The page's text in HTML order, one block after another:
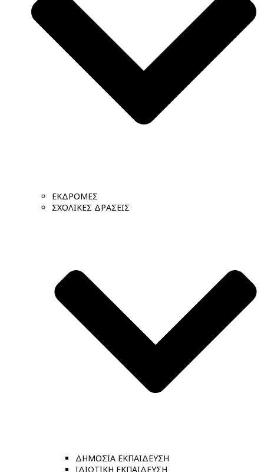
ΕΚΔΡΟΜΕΣ
ΣΧΟΛΙΚΕΣ ΔΡΑΣΕΙΣ
ΔΗΜΟΣΙΑ ΕΚΠΑΙΔΕΥΣΗ
ΙΔΙΩΤΙΚΗ ΕΚΠΑΙΔΕΥΣΗ